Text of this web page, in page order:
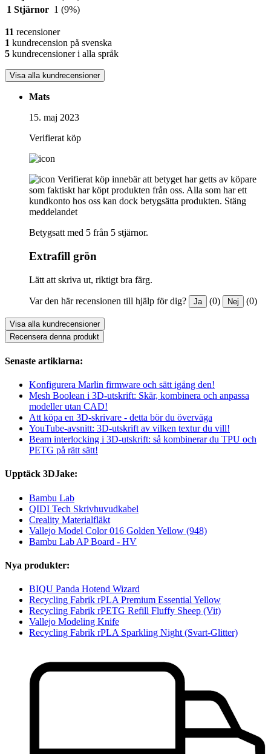
1 Stjärnor 1 (9%)
11 recensioner
1 kundrecension på svenska
5 kundrecensioner i alla språk
Visa alla kundrecensioner
Mats
15. maj 2023
Verifierat köp
Verifierat köp innebär att betyget har getts av köpare
som faktiskt har köpt produkten från oss. Alla som har ett
kundkonto hos oss kan dock betygsätta produkten. Stäng
meddelandet
Betygsatt med 5 från 5 stjärnor.
Extrafill grön
Lätt att skriva ut, riktigt bra färg.
Var den här recensionen till hjälp för dig? Ja (0) Nej (0)
Visa alla kundrecensioner
Recensera denna produkt
Senaste artiklarna:
Konfigurera Marlin firmware och sätt igång den!
Mesh Boolean i 3D-utskrift: Skär, kombinera och anpassa
modeller utan CAD!
Att köpa en 3D-skrivare - detta bör du överväga
YouTube-avsnitt: 3D-utskrift av vilken textur du vill!
Beam interlocking i 3D-utskrift: så kombinerar du TPU och
PETG på rätt sätt!
Upptäck 3DJake:
Bambu Lab
QIDI Tech Skrivhuvudkabel
Creality Materialfläkt
Vallejo Model Color 016 Golden Yellow (948)
Bambu Lab AP Board - HV
Nya produkter:
BIQU Panda Hotend Wizard
Recycling Fabrik rPLA Premium Essential Yellow
Recycling Fabrik rPETG Refill Fluffy Sheep (Vit)
Vallejo Modeling Knife
Recycling Fabrik rPLA Sparkling Night (Svart-Glitter)